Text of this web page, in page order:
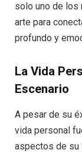
solo uno de los
arte para
profundo y
La Vida
Escenario
A pesar de su
vida personal
aspectos de su